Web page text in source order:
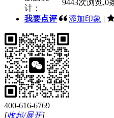
计：
9443次浏览,0
我要点评
添加印象 |
400-616-6769
[收起/展开]